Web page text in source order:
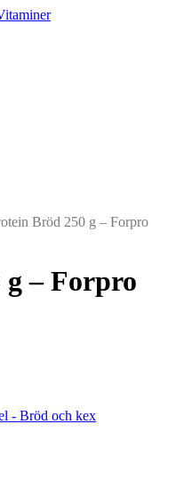
Bröd 250 g – Forpro
– Forpro
- Bröd och kex